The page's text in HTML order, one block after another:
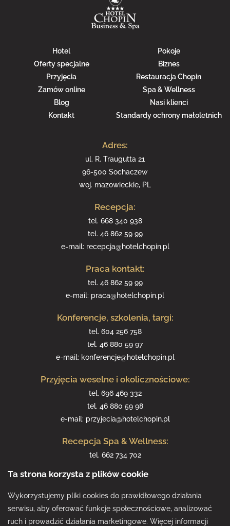
Hotel
Pokoje
Oferty specjalne
Biznes
Przyjęcia
Restauracja Chopin
Zamów online
Spa & Wellness
Blog
Nasi klienci
Kontakt
Standardy ochrony małoletnich
Adres:
ul. R. Traugutta 21
96-500 Sochaczew
woj. mazowieckie, PL
Recepcja:
tel. 668 340 938
tel. 46 862 59 99
e-mail: recepcja@hotelchopin.pl
Praca kontakt:
tel. 46 862 59 99
e-mail: praca@hotelchopin.pl
Konferencje, szkolenia, targi:
tel. 604 256 758
tel. 46 880 59 97
e-mail: konferencje@hotelchopin.pl
Przyjęcia weselne i okolicznościowe:
tel. 696 469 332
tel. 46 880 59 98
e-mail: przyjecia@hotelchopin.pl
Recepcja Spa & Wellness:
tel. 662 734 702
e-mail:
Ta strona korzysta z plików cookie
Wykorzystujemy pliki cookies do prawidłowego działania
serwisu, aby oferować funkcje społecznościowe, analizować
ruch i prowadzić działania marketingowe. Więcej informacji